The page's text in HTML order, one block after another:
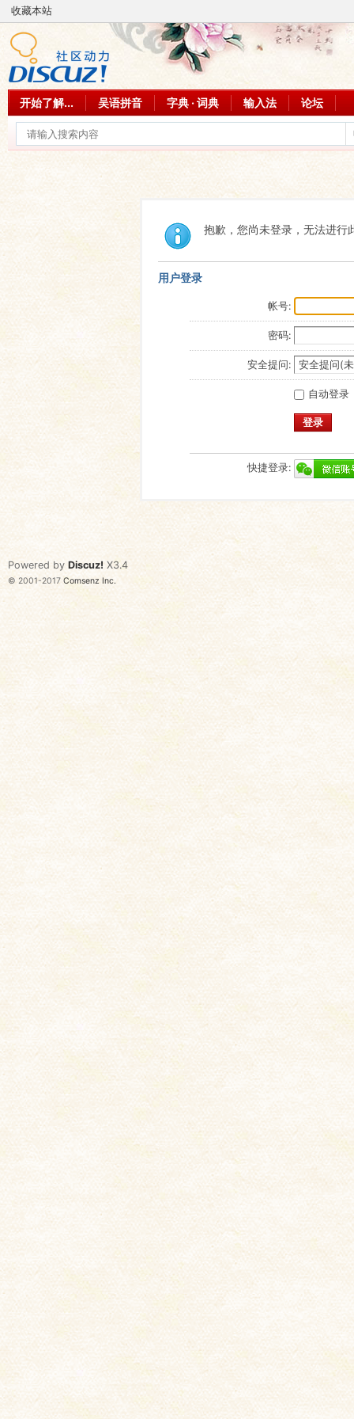
收藏本站
开始了解... 吴语拼音 字典 · 词典 输入法 论坛
抱歉，您尚未登录，无法进行
用户登录
帐号:
密码:
安全提问:
自动登录
登录
快捷登录:
Powered by Discuz! X3.4
© 2001-2017 Comsenz Inc.